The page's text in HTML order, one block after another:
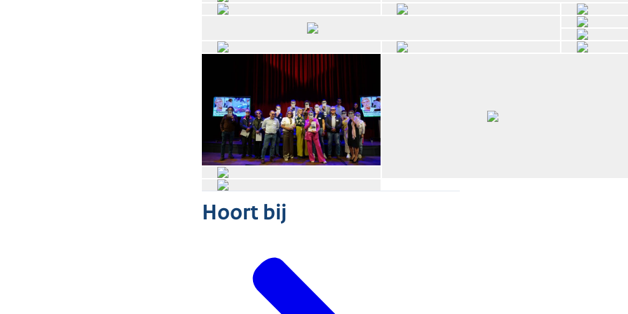
Open de galerij in vergrote weergave
Open de galerij in
Open de galerij in vergrote weergave
Open de galerij in vergrote weergave
Open de galerij in
Open de galerij in vergrote weergave
Open de galerij in vergrote weergave
Hoort bij